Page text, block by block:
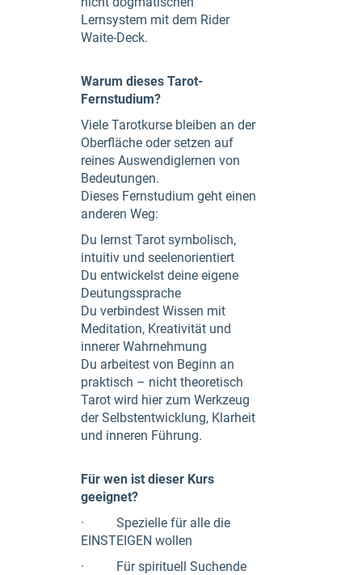
Lernsystem mit dem Rider
Waite-Deck.
Warum dieses Tarot-
Fernstudium?
Viele Tarotkurse bleiben an der
Oberfläche oder setzen auf
reines Auswendiglernen von
Bedeutungen.
Dieses Fernstudium geht einen
anderen Weg:
Du lernst Tarot symbolisch,
intuitiv und seelenorientiert
Du entwickelst deine eigene
Deutungssprache
Du verbindest Wissen mit
Meditation, Kreativität und
innerer Wahrnehmung
Du arbeitest von Beginn an
praktisch – nicht theoretisch
Tarot wird hier zum Werkzeug
der Selbstentwicklung, Klarheit
und inneren Führung.
Für wen ist dieser Kurs
geeignet?
· Spezielle für alle die
EINSTEIGEN wollen
· Für spirituell Suchende